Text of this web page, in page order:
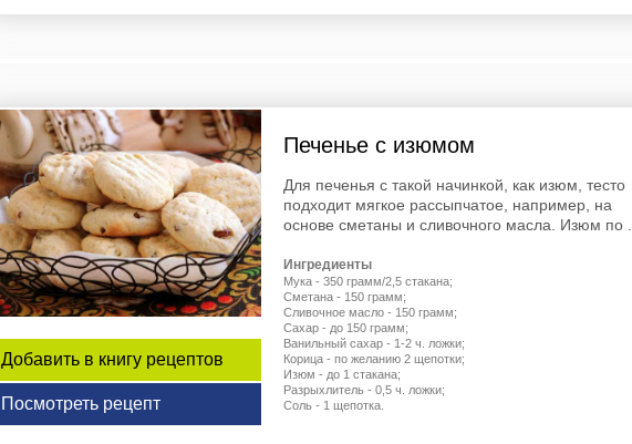
Добавить в книгу рецептов
Посмотреть рецепт
Печенье с изюмом
Для печенья с такой начинкой, как изюм, тесто
подходит мягкое рассыпчатое, например, на
основе сметаны и сливочного масла. Изюм по
Ингредиенты
Мука - 350 грамм/2,5 стакана;
Сметана - 150 грамм;
Сливочное масло - 150 грамм;
Сахар - до 150 грамм;
Ванильный сахар - 1-2 ч. ложки;
Корица - по желанию 2 щепотки;
Изюм - до 1 стакана;
Разрыхлитель - 0,5 ч. ложки;
Соль - 1 щепотка.